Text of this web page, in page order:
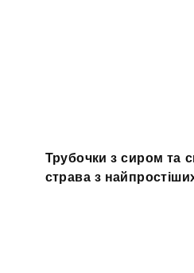
Трубочки з сиром та
страва з